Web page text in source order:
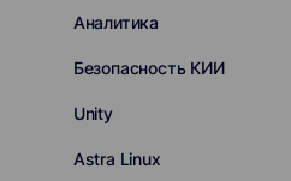
Аналитика
Безопасность КИИ
Unity
Astra Linux